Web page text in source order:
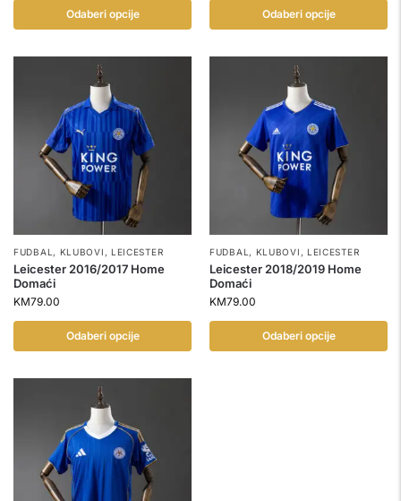
Odaberi opcije Odaberi opcije
FUDBAL , KLUBOVI , LEICESTER
Leicester 2016/2017 Home
Domaći
KM79.00
Odaberi opcije
FUDBAL , KLUBOVI , LEICESTER
Leicester 2018/2019 Home
Domaći
KM79.00
Odaberi opcije